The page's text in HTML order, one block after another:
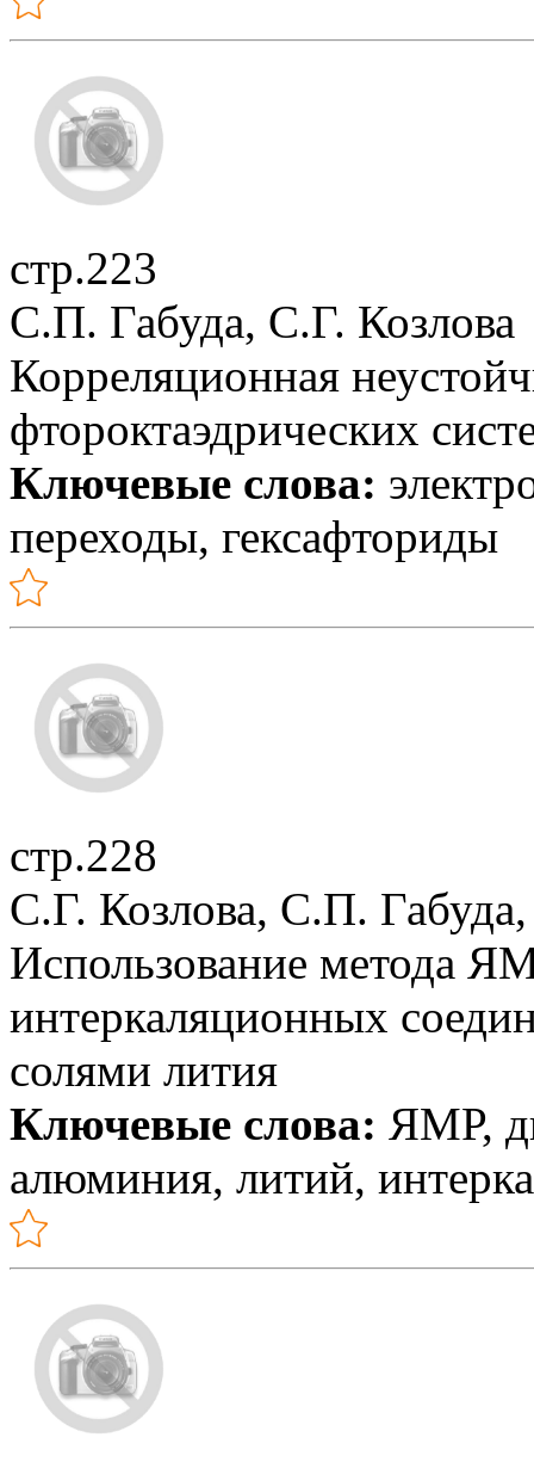
стр.223
С.П. Габуда, С.Г. Козлова
Корреляционная
фтороктаэдрических
Ключевые слова:
переходы, гексафториды
стр.228
С.Г. Козлова, С.П.
Использование метода
интеркаляционных
солями лития
Ключевые слова: ЯМР,
алюминия, литий,